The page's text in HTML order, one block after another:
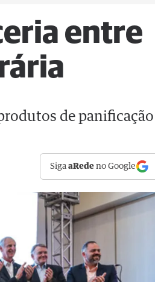
entre
de panificação
SigaaRede no Google